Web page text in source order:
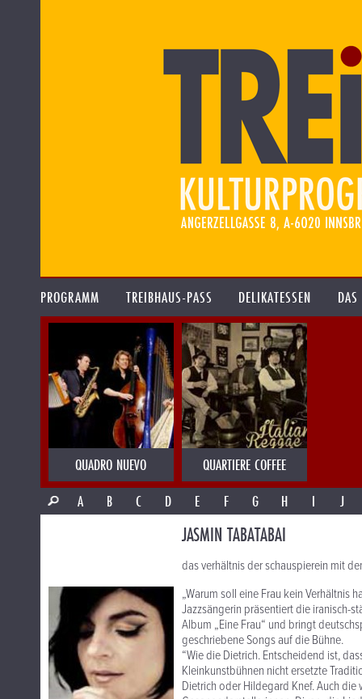
PROGRAMM TREIBHAUS-PASS DELIKATESSEN
QUADRO NUEVO
QUARTIERE COFFEE
A
B C D E F G H I J
JASMIN TABATABAI
das verhältnis der schauspierein mit
„Warum soll eine Frau kein Verhältnis
Jazzsängerin präsentiert die iranisch-
Album „Eine Frau“ und bringt
geschriebene Songs auf die Bühne.
“Wie die Dietrich. Entscheidend ist,
Kleinkunstbühnen nicht ersetzte
Dietrich oder Hildegard Knef. Auch